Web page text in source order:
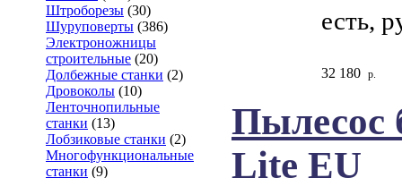
Штроборезы (30)
Шуруповерты (386)
Электроножницы
строительные (20)
Долбежные станки (2)
Дровоколы (10)
Ленточнопильные
станки (13)
Лобзиковые станки (2)
Многофункциональные
станки (9)
есть,
32 180 р.
Пылесос
Lite EU